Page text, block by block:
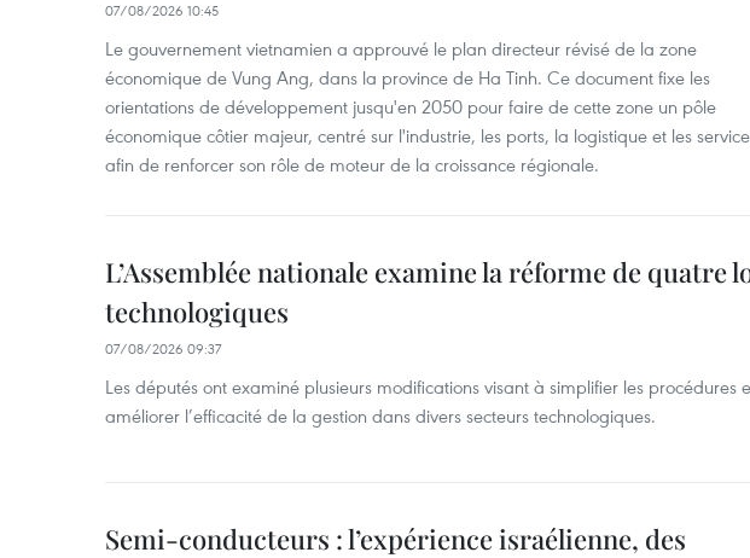
07/08/2026 10:45
Le gouvernement vietnamien a approuvé le plan directeur révisé de la zone
économique de Vung Ang, dans la province de Ha Tinh. Ce document fixe les
orientations de développement jusqu'en 2050 pour faire de cette zone un pôle
économique côtier majeur, centré sur l'industrie, les ports, la logistique et les
afin de renforcer son rôle de moteur de la croissance régionale.
L’Assemblée nationale examine la réforme de quatre
technologiques
07/08/2026 09:37
Les députés ont examiné plusieurs modifications visant à simplifier les procédures
améliorer l’efficacité de la gestion dans divers secteurs technologiques.
Semi-conducteurs : l’expérience israélienne, des